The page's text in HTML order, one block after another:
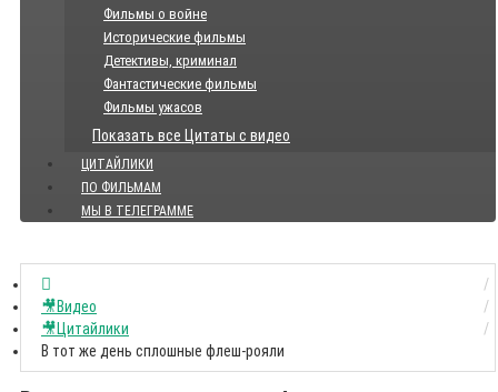
Фильмы о войне
Исторические фильмы
Детективы, криминал
Фантастические фильмы
Фильмы ужасов
Показать все Цитаты с видео
ЦИТАЙЛИКИ
ПО ФИЛЬМАМ
МЫ В ТЕЛЕГРАММЕ
🎥Видео
🎥Цитайлики
В тот же день сплошные флеш-рояли